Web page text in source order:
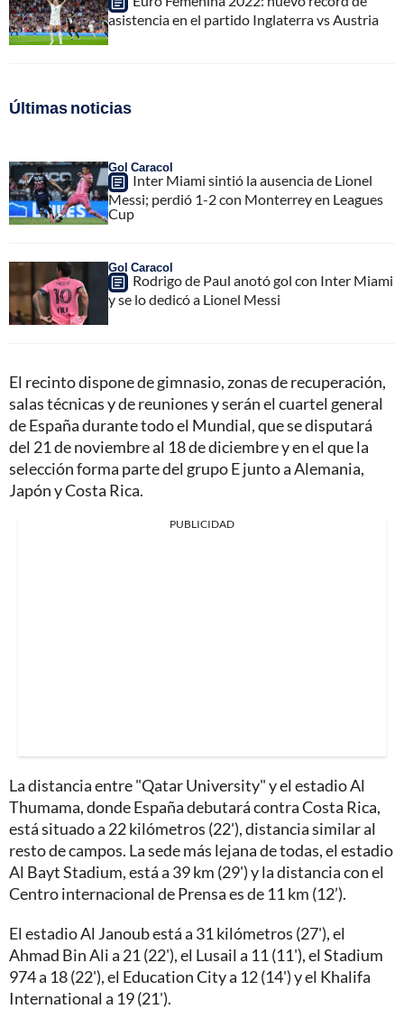
asistencia en el partido Inglaterra vs Austria
Últimas noticias
Gol Caracol
Inter Miami sintió la ausencia de Lionel
Messi; perdió 1-2 con Monterrey en Leagues
Cup
Gol Caracol
Rodrigo de Paul anotó gol con Inter Miami
y se lo dedicó a Lionel Messi
El recinto dispone de gimnasio, zonas de recuperación,
salas técnicas y de reuniones y serán el cuartel general
de España durante todo el Mundial, que se disputará
del 21 de noviembre al 18 de diciembre y en el que la
selección forma parte del grupo E junto a Alemania,
Japón y Costa Rica.
PUBLICIDAD
La distancia entre "Qatar University" y el estadio Al
Thumama, donde España debutará contra Costa Rica,
está situado a 22 kilómetros (22'), distancia similar al
resto de campos. La sede más lejana de todas, el estadio
Al Bayt Stadium, está a 39 km (29') y la distancia con el
Centro internacional de Prensa es de 11 km (12’).
El estadio Al Janoub está a 31 kilómetros (27'), el
Ahmad Bin Ali a 21 (22'), el Lusail a 11 (11'), el Stadium
974 a 18 (22'), el Education City a 12 (14') y el Khalifa
International a 19 (21').